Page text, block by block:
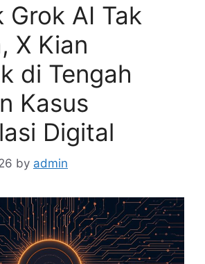
Grok AI Tak
X Kian
di Tengah
Kasus
Digital
by admin